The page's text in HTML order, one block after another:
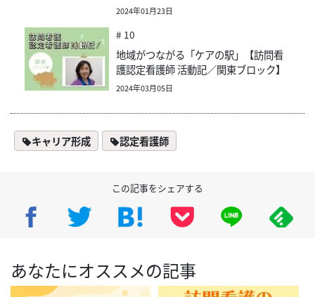
2024年01月23日
# 10
地域がつながる「ケアの駅」【訪問看
護認定看護師 活動記／関東ブロック】
2024年03月05日
キャリア形成 認定看護師
この記事をシェアする
あなたにオススメの記事